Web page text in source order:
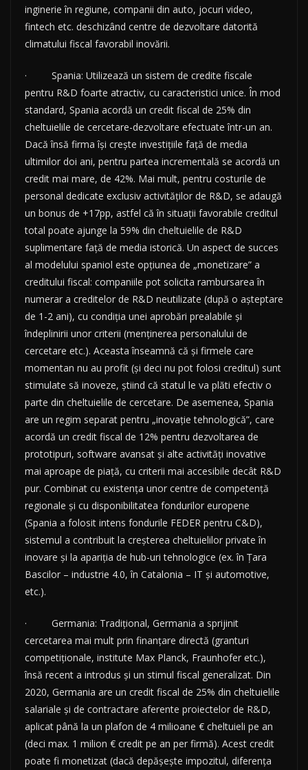
inginerie în regiune, companii din auto, jocuri video,
fintech etc. deschizând centre de dezvoltare datorită
climatului fiscal favorabil inovării.
· Spania: Utilizează un sistem de credite fiscale
pentru R&D foarte atractiv, cu caracteristici unice. În mod
standard, Spania acordă un credit fiscal de 25% din
cheltuielile de cercetare-dezvoltare efectuate într-un an.
Dacă însă firma își crește investițiile față de media
ultimilor doi ani, pentru partea incrementală se acordă un
credit mai mare, de 42%. Mai mult, pentru costurile de
personal dedicate exclusiv activităților de R&D, se adaugă
un bonus de +17pp, astfel că în situații favorabile creditul
total poate ajunge la 59% din cheltuielile de R&D
suplimentare față de media istorică. Un aspect de succes
al modelului spaniol este opțiunea de „monetizare” a
creditului fiscal: companiile pot solicita rambursarea în
numerar a creditelor de R&D neutilizate (după o așteptare
de 1-2 ani), cu condiția unei aprobări prealabile și
îndeplinirii unor criterii (menținerea personalului de
cercetare etc.). Aceasta înseamnă că și firmele care
momentan nu au profit (și deci nu pot folosi creditul) sunt
stimulate să inoveze, știind că statul le va plăti efectiv o
parte din cheltuielile de cercetare. De asemenea, Spania
are un regim separat pentru „inovație tehnologică”, care
acordă un credit fiscal de 12% pentru dezvoltarea de
prototipuri, software avansat și alte activități inovative
mai aproape de piață, cu criterii mai accesibile decât R&D
pur. Combinat cu existența unor centre de competență
regionale și cu disponibilitatea fondurilor europene
(Spania a folosit intens fondurile FEDER pentru C&D),
sistemul a contribuit la creșterea cheltuielilor private în
inovare și la apariția de hub-uri tehnologice (ex. în Țara
Bascilor – industrie 4.0, în Catalonia – IT și automotive,
etc.).
· Germania: Tradițional, Germania a sprijinit
cercetarea mai mult prin finanțare directă (granturi
competiționale, institute Max Planck, Fraunhofer etc.),
însă recent a introdus și un stimul fiscal generalizat. Din
2020, Germania are un credit fiscal de 25% din cheltuielile
salariale și de contractare aferente proiectelor de R&D,
aplicat până la un plafon de 4 milioane € cheltuieli pe an
(deci max. 1 milion € credit pe an per firmă). Acest credit
poate fi monetizat (dacă depășește impozitul, diferența